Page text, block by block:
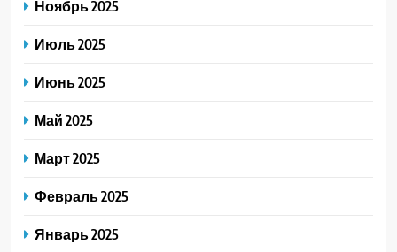
Ноябрь 2025
Июль 2025
Июнь 2025
Май 2025
Март 2025
Февраль 2025
Январь 2025